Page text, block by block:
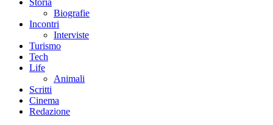
Storia
Biografie
Incontri
Interviste
Turismo
Tech
Life
Animali
Scritti
Cinema
Redazione